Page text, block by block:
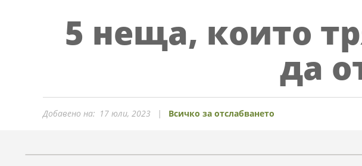
5 неща, които
да
Добавено на: 17 юли, 2023 Всичко за отслабването